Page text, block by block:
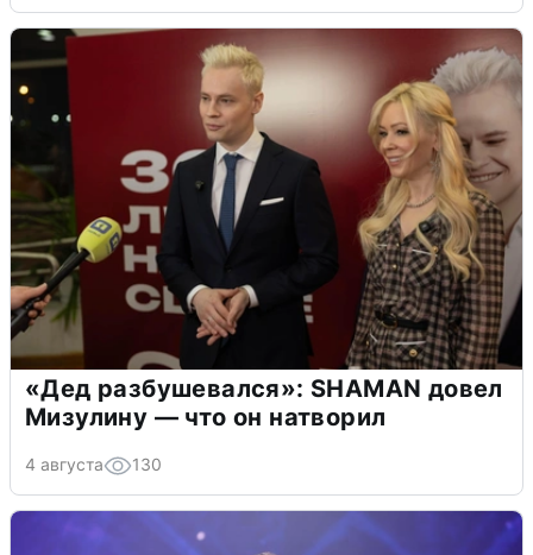
«Дед разбушевался»: SHAMAN довел
Мизулину — что он натворил
4 августа 130